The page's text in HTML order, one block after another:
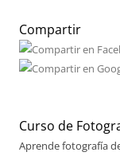
Compartir
Curso de
Aprende fotografía